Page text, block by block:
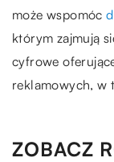
może wspomóc
którym zajmują
cyfrowe
reklamowych, w
ZOBACZ